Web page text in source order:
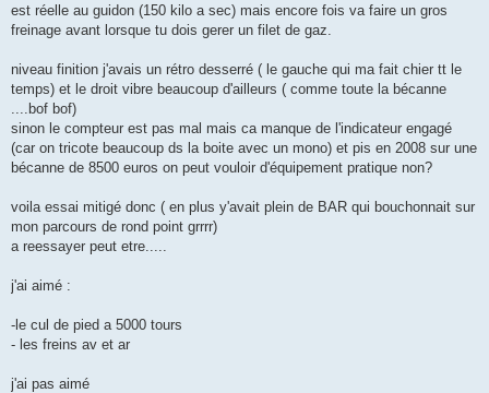
est réelle au guidon (150 kilo a sec) mais encore fois va faire un gros
freinage avant lorsque tu dois gerer un filet de gaz.
niveau finition j'avais un rétro desserré ( le gauche qui ma fait chier tt le
temps) et le droit vibre beaucoup d'ailleurs ( comme toute la bécanne
....bof bof)
sinon le compteur est pas mal mais ca manque de l'indicateur engagé
(car on tricote beaucoup ds la boite avec un mono) et pis en 2008 sur une
bécanne de 8500 euros on peut vouloir d'équipement pratique non?
voila essai mitigé donc ( en plus y'avait plein de BAR qui bouchonnait sur
mon parcours de rond point grrrr)
a reessayer peut etre.....
j'ai aimé :
-le cul de pied a 5000 tours
- les freins av et ar
j'ai pas aimé